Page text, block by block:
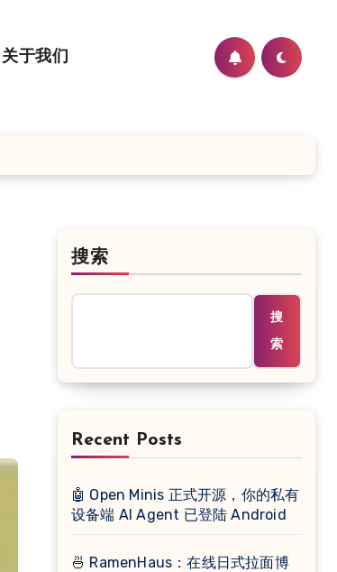
关于我们
搜索
搜
索
Recent Posts
🤖 Open Minis 正式开源，你的私有
设备端 AI Agent 已登陆 Android
🍜 RamenHaus：在线日式拉面博